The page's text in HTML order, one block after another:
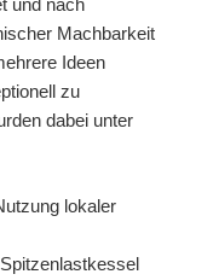
und nach
Machbarkeit
Ideen
zu
dabei unter
lokaler